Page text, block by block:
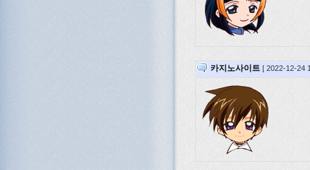
카지노사이트 [ 2022-12-24